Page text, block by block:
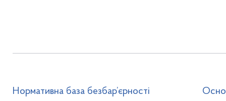
Нормативна база безбар’єрності